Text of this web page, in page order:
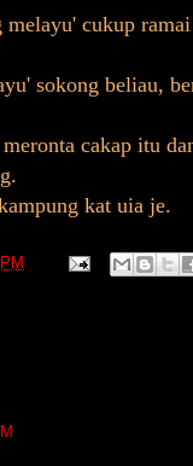
cukup
sokong beliau,
cakap itu
kat uia je.